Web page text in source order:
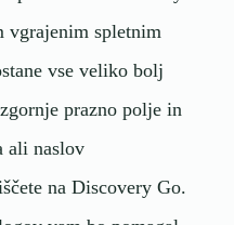
vgrajenim spletnim
vse veliko bolj
prazno polje in
ali naslov
na Discovery Go.